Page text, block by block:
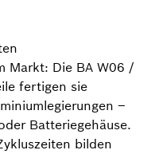
Markt: Die BA W06 /
fertigen sie
–
Batteriegehäuse.
bilden